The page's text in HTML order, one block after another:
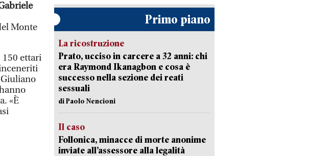
Monte
150 ettari
Giuliano
«È
Primo piano
La ricostruzione
Prato, ucciso in carcere a 32 anni: chi
era Raymond Ikanagbon e cosa è
successo nella sezione dei reati
sessuali
di Paolo Nencioni
Il caso
Follonica, minacce di morte anonime
inviate all’assessore alla legalità